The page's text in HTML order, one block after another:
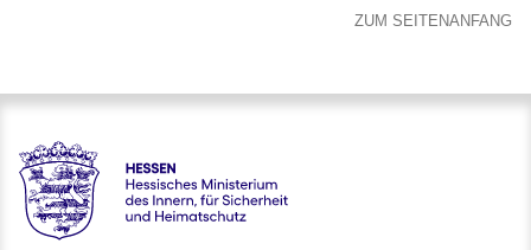
ZUM SEITENANFANG
Hessen - Hessisches Ministerium des Innern, für Sicherheit